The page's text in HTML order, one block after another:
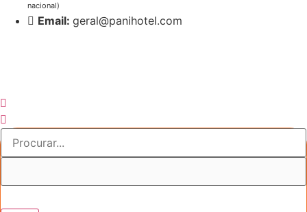
nacional)
Email: geral@panihotel.com